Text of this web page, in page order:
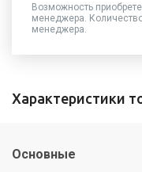
Возможность
менеджера.
менеджера.
Характеристики
Основные